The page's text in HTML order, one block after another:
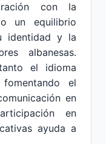
con la
un equilibrio
identidad y la
albanesas.
el idioma
el
en
en
ayuda a